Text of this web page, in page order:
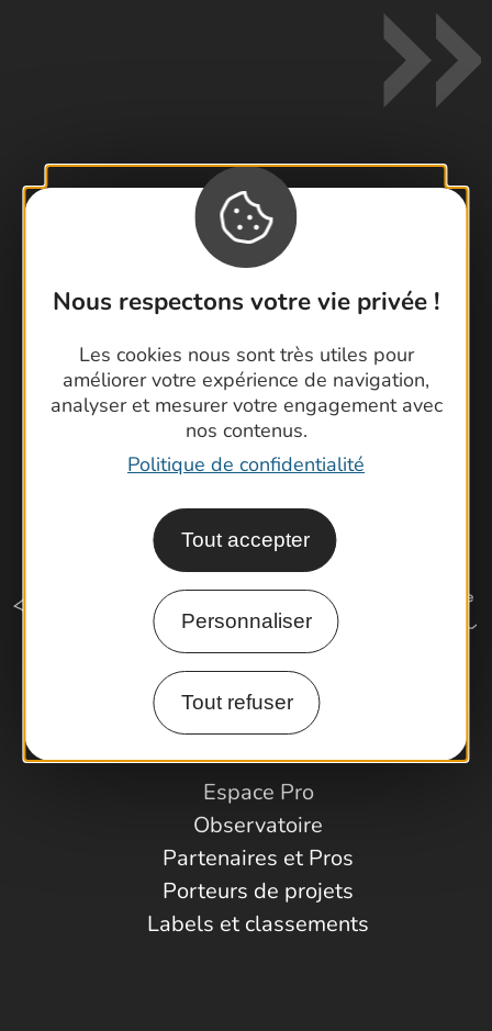
Nous respectons votre vie privée !
Les cookies nous sont très utiles pour
améliorer votre expérience de navigation,
analyser et mesurer votre engagement avec
nos contenus.
Politique de confidentialité
Tout accepter
Personnaliser
Tout refuser
Contactez-nous !
Foire aux questions
Brochures
Cartoguides et Topoguides
Latitude Gard
Comment venir ?
Espace Pro
Observatoire
Partenaires et Pros
Porteurs de projets
Labels et classements